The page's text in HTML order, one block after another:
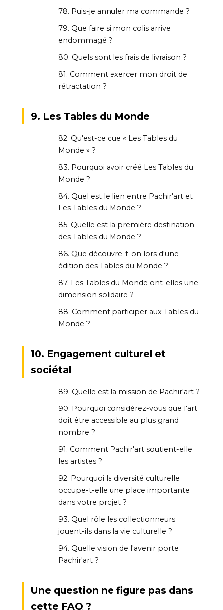
78. Puis-je annuler ma commande ?
79. Que faire si mon colis arrive
endommagé ?
80. Quels sont les frais de livraison ?
81. Comment exercer mon droit de
rétractation ?
9. Les Tables du Monde
82. Qu'est-ce que « Les Tables du
Monde » ?
83. Pourquoi avoir créé Les Tables du
Monde ?
84. Quel est le lien entre Pachir'art et
Les Tables du Monde ?
85. Quelle est la première destination
des Tables du Monde ?
86. Que découvre-t-on lors d'une
édition des Tables du Monde ?
87. Les Tables du Monde ont-elles une
dimension solidaire ?
88. Comment participer aux Tables du
Monde ?
10. Engagement culturel et
sociétal
89. Quelle est la mission de Pachir'art ?
90. Pourquoi considérez-vous que l'art
doit être accessible au plus grand
nombre ?
91. Comment Pachir'art soutient-elle
les artistes ?
92. Pourquoi la diversité culturelle
occupe-t-elle une place importante
dans votre projet ?
93. Quel rôle les collectionneurs
jouent-ils dans la vie culturelle ?
94. Quelle vision de l'avenir porte
Pachir'art ?
Une question ne figure pas dans
cette FAQ ?